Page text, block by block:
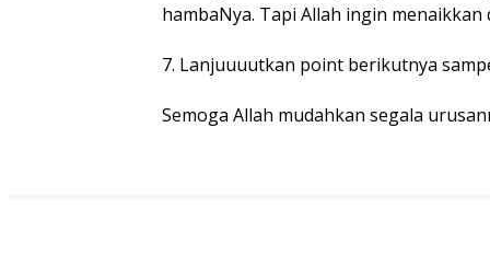
hambaNya. Tapi Allah ingin
7. Lanjuuuutkan point berikutnya
Semoga Allah mudahkan segala